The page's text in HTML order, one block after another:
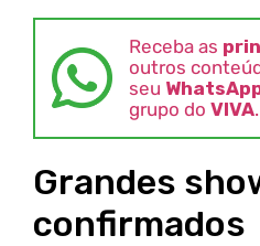
Receba as
outros
seu
grupo do VIVA.
Grandes
confirmados